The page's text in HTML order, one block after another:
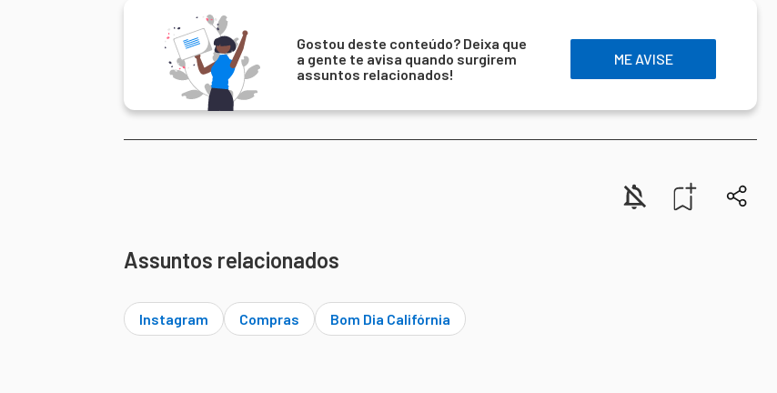
Gostou deste conteúdo? Deixa que
a gente te avisa quando surgirem
assuntos relacionados!
ME AVISE
Assuntos relacionados
Instagram Compras Bom Dia Califórnia